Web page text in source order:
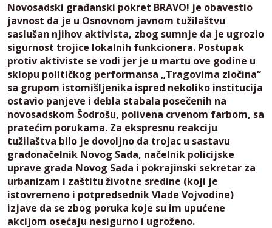
Novosadski građanski pokret BRAVO! je obavestio
javnost da je u Osnovnom javnom tužilaštvu
saslušan njihov aktivista, zbog sumnje da je ugrozio
sigurnost trojice lokalnih funkcionera. Postupak
protiv aktiviste se vodi jer je u martu ove godine u
sklopu političkog performansa „Tragovima zločina“
sa grupom istomišljenika ispred nekoliko institucija
ostavio panjeve i debla stabala posečenih na
novosadskom Šodrošu, polivena crvenom farbom, sa
pratećim porukama. Za ekspresnu reakciju
tužilaštva bilo je dovoljno da trojac u sastavu
gradonačelnik Novog Sada, načelnik policijske
uprave grada Novog Sada i pokrajinski sekretar za
urbanizam i zaštitu životne sredine (koji je
istovremeno i potpredsednik Vlade Vojvodine)
izjave da se zbog poruka koje su im upućene
akcijom osećaju nesigurno i ugroženo.